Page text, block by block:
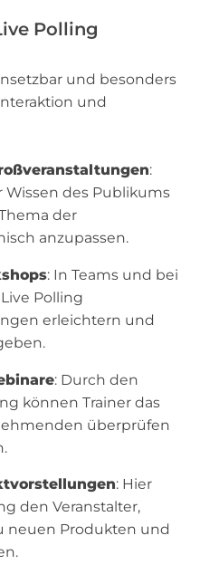
Polling
und besonders
und
:
des Publikums
der
anzupassen.
: In Teams und bei
Polling
erleichtern und
: Durch den
können Trainer das
überprüfen
: Hier
den Veranstalter,
neuen Produkten und